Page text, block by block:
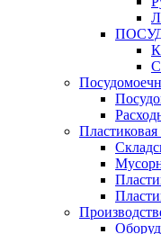
Пластиковая